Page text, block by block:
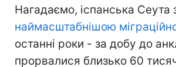
Нагадаємо, іспанська Сеута
наймасштабнішою
останні роки - за добу до
прорвалися близько 60